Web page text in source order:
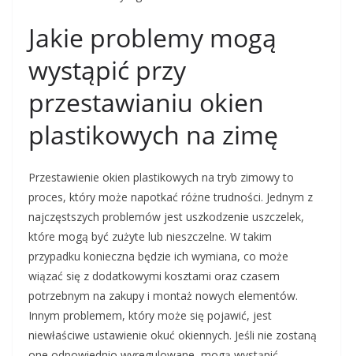
Jakie problemy mogą
wystąpić przy
przestawianiu okien
plastikowych na zimę
Przestawienie okien plastikowych na tryb zimowy to
proces, który może napotkać różne trudności. Jednym z
najczęstszych problemów jest uszkodzenie uszczelek,
które mogą być zużyte lub nieszczelne. W takim
przypadku konieczna będzie ich wymiana, co może
wiązać się z dodatkowymi kosztami oraz czasem
potrzebnym na zakupy i montaż nowych elementów.
Innym problemem, który może się pojawić, jest
niewłaściwe ustawienie okuć okiennych. Jeśli nie zostaną